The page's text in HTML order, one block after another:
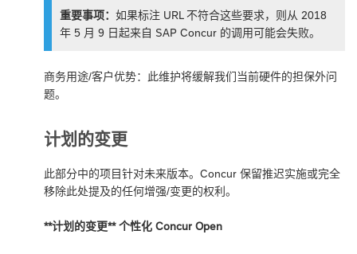
重要事项：如果标注 URL 不符合这些要求，则从 2018
年 5 月 9 日起来自 SAP Concur 的调用可能会失败。
商务用途/客户优势：此维护将缓解我们当前硬件的担保外问
题。
计划的变更
此部分中的项目针对未来版本。Concur 保留推迟实施或完全
移除此处提及的任何增强/变更的权利。
**计划的变更** 个性化 Concur Open